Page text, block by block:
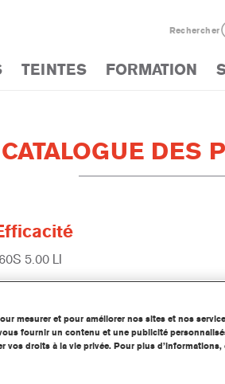
Rechercher
TEINTES FORMATION
CATALOGUE DES
5.00 LI
mesurer et pour améliorer nos sites et nos
fournir un contenu et une publicité
vos droits à la vie privée. Pour plus